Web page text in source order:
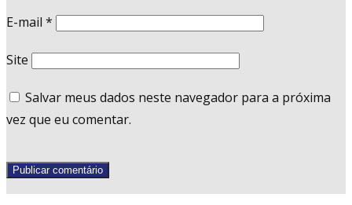
E-mail *
Site
Salvar meus dados neste navegador para a próxima
vez que eu comentar.
Publicar comentário